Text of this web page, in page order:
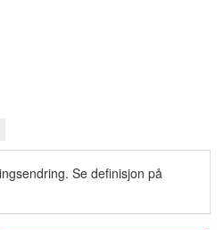
Se definisjon på